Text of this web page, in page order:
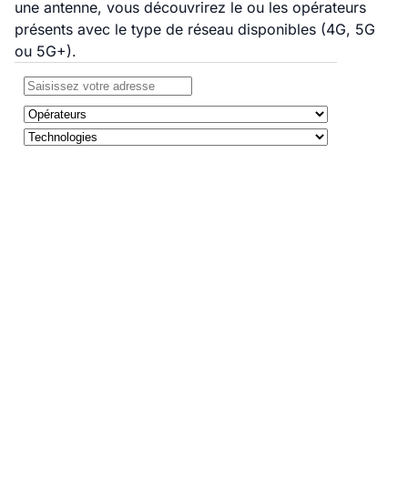
une antenne, vous découvrirez le ou les opérateurs
présents avec le type de réseau disponibles (4G, 5G
ou 5G+).